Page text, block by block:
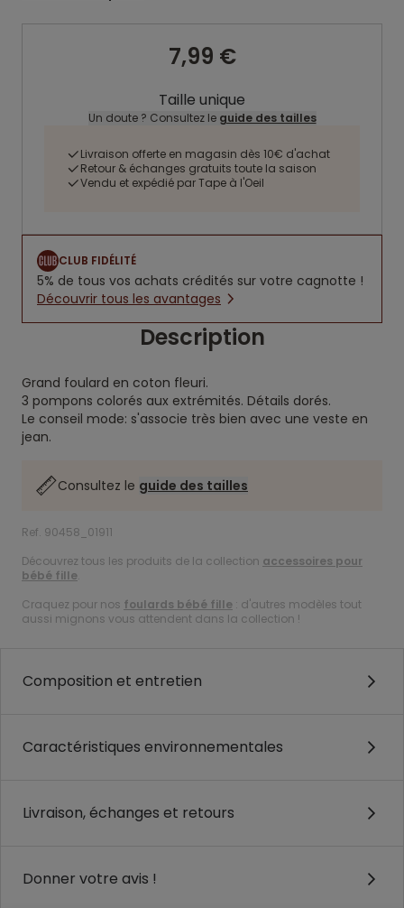
7,99 €
Taille unique
Un doute ? Consultez le guide des tailles
Livraison offerte en magasin dès 10€ d'achat
Retour & échanges gratuits toute la saison
Vendu et expédié par Tape à l'Oeil
CLUB FIDÉLITÉ
5% de tous vos achats crédités sur votre cagnotte !
Découvrir tous les avantages
Description
Grand foulard en coton fleuri.
3 pompons colorés aux extrémités. Détails dorés.
Le conseil mode: s'associe très bien avec une veste en
jean.
Consultez le guide des tailles
Ref. 90458_01911
Découvrez tous les produits de la collection accessoires pour
bébé fille.
Craquez pour nos foulards bébé fille : d'autres modèles tout
aussi mignons vous attendent dans la collection !
Composition et entretien
Caractéristiques environnementales
Livraison, échanges et retours
Donner votre avis !